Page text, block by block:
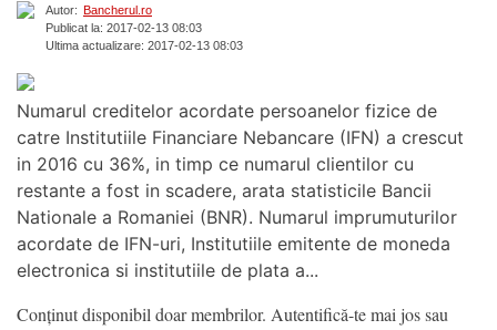
Autor: Bancherul.ro
Publicat la: 2017-02-13 08:03
Ultima actualizare: 2017-02-13 08:03
Numarul creditelor acordate persoanelor fizice de
catre Institutiile Financiare Nebancare (IFN) a crescut
in 2016 cu 36%, in timp ce numarul clientilor cu
restante a fost in scadere, arata statisticile Bancii
Nationale a Romaniei (BNR). Numarul imprumuturilor
acordate de IFN-uri, Institutiile emitente de moneda
electronica si institutiile de plata a...
Conținut disponibil doar membrilor. Autentifică-te mai jos sau